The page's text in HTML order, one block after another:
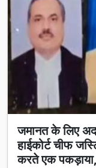
जमानत के लिए
हाईकोर्ट चीफ
करते एक